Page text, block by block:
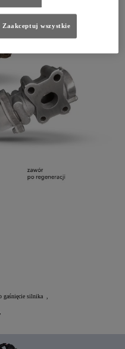
gaśnięcie silnika ,
Zaakceptuj wszystkie